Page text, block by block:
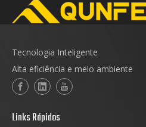
Tecnologia Inteligente
Alta eficiência e meio ambiente
Links Rápidos